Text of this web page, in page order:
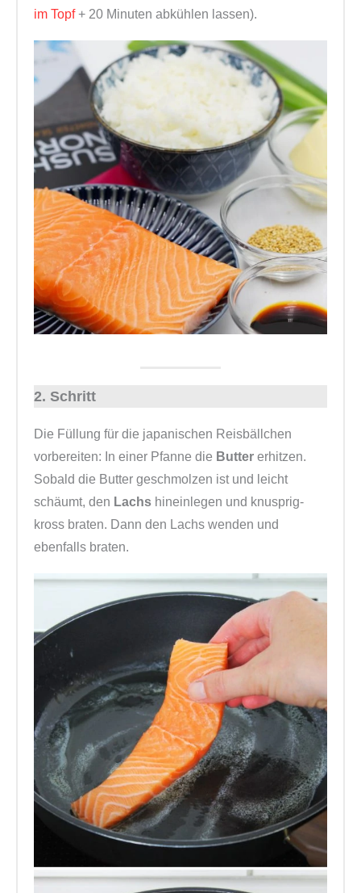
im Topf+ 20 Minuten abkühlen lassen).
2. Schritt
Die Füllung für die japanischen Reisbällchen
vorbereiten: In einer Pfanne die Butter erhitzen.
Sobald die Butter geschmolzen ist und leicht
schäumt, den Lachs hineinlegen und knusprig-
kross braten. Dann den Lachs wenden und
ebenfalls braten.